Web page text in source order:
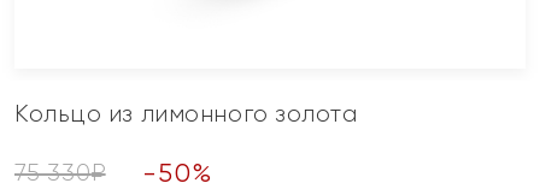
Кольцо из лимонного золота
75 330₽ -50%